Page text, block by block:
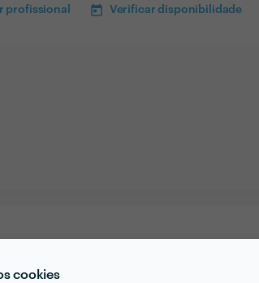
cookies
profissional Verificar disponibilidade